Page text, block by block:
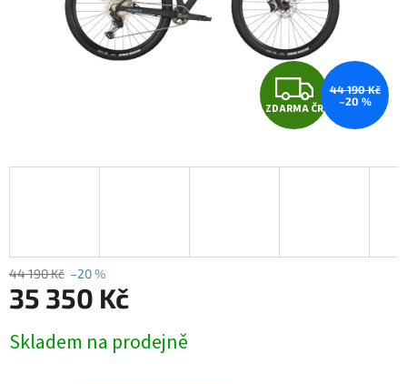
Z
D
A
ZDARMA ČR
44 190 Kč
–20 %
44 190 Kč –20 %
35 350 Kč
cena:
Skladem na prodejně